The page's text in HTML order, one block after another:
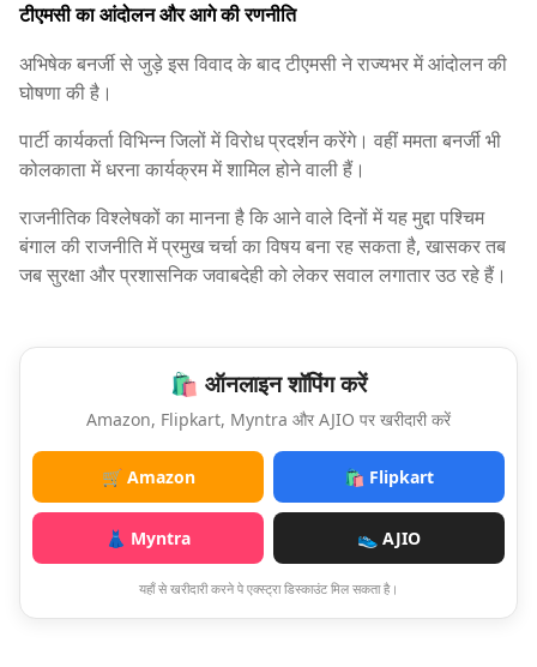
टीएमसी का आंदोलन और आगे की रणनीति
अभिषेक बनर्जी से जुड़े इस विवाद के बाद टीएमसी ने राज्यभर में आंदोलन की
घोषणा की है।
पार्टी कार्यकर्ता विभिन्न जिलों में विरोध प्रदर्शन करेंगे। वहीं ममता बनर्जी भी
कोलकाता में धरना कार्यक्रम में शामिल होने वाली हैं।
राजनीतिक विश्लेषकों का मानना है कि आने वाले दिनों में यह मुद्दा पश्चिम
बंगाल की राजनीति में प्रमुख चर्चा का विषय बना रह सकता है, खासकर तब
जब सुरक्षा और प्रशासनिक जवाबदेही को लेकर सवाल लगातार उठ रहे हैं।
🛍️ ऑनलाइन शॉपिंग करें
Amazon, Flipkart, Myntra और AJIO पर खरीदारी करें
🛒 Amazon 🛍️ Flipkart
👗 Myntra 👟 AJIO
यहाँ से खरीदारी करने पे एक्स्ट्रा डिस्काउंट मिल सकता है।